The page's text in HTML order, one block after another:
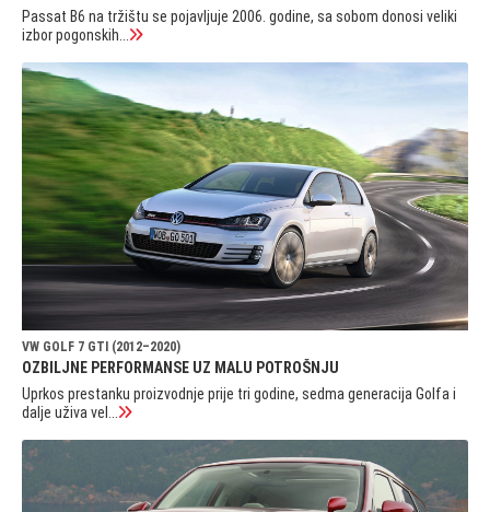
Passat B6 na tržištu se pojavljuje 2006. godine, sa sobom donosi veliki
izbor pogonskih...
VW GOLF 7 GTI (2012–2020)
OZBILJNE PERFORMANSE UZ MALU POTROŠNJU
Uprkos prestanku proizvodnje prije tri godine, sedma generacija Golfa i
dalje uživa vel...